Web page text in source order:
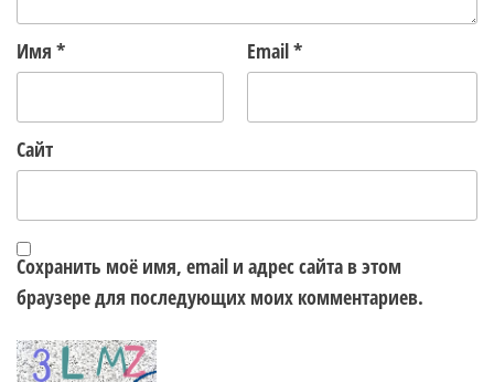
Имя * Email*
Сайт
Сохранить моё имя, email и адрес сайта в этом
браузере для последующих моих комментариев.